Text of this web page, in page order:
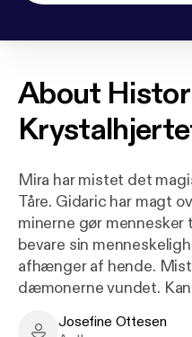
About
Mira har mistet det
Tåre. Gidaric har magt
minerne gør mennesker
bevare sin
afhænger af hende.
dæmonerne vundet.
krystal? Kan Mira løse
Josefine Ottesen